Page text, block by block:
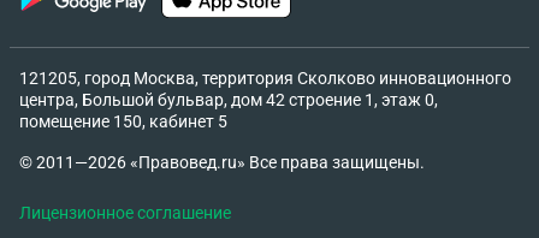
121205, город Москва, территория Сколково инновационного
центра, Большой бульвар, дом 42 строение 1, этаж 0,
помещение 150, кабинет 5
© 2011—2026 «Правовед.ru» Все права защищены.
Лицензионное соглашение